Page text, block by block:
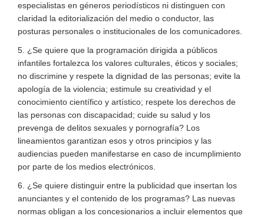
especialistas en géneros periodísticos ni distinguen con
claridad la editorialización del medio o conductor, las
posturas personales o institucionales de los comunicadores.
5. ¿Se quiere que la programación dirigida a públicos
infantiles fortalezca los valores culturales, éticos y sociales;
no discrimine y respete la dignidad de las personas; evite la
apología de la violencia; estimule su creatividad y el
conocimiento científico y artístico; respete los derechos de
las personas con discapacidad; cuide su salud y los
prevenga de delitos sexuales y pornografía? Los
lineamientos garantizan esos y otros principios y las
audiencias pueden manifestarse en caso de incumplimiento
por parte de los medios electrónicos.
6. ¿Se quiere distinguir entre la publicidad que insertan los
anunciantes y el contenido de los programas? Las nuevas
normas obligan a los concesionarios a incluir elementos que